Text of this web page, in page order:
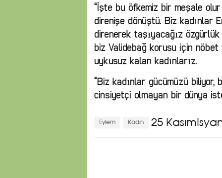
“İşte bu öfkemiz bir meşale olur
direnişe dönüştü. Biz kadınlar
direnerek taşıyacağız
biz Validebağ korusu için
uykusuz kalan kadınlarız.
“Biz kadınlar gücümüzü
cinsiyetçi olmayan bir dünya
25 Kasım
Eylem Kadın